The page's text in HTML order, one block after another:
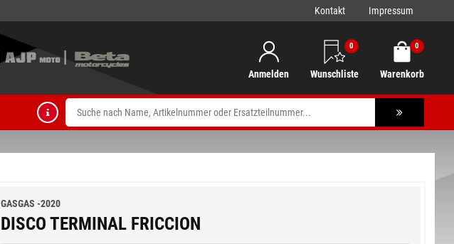
Kontakt Impressum
Anmelden
0
Wunschliste
0
Warenkorb
GASGAS -2020
DISCO TERMINAL FRICCION